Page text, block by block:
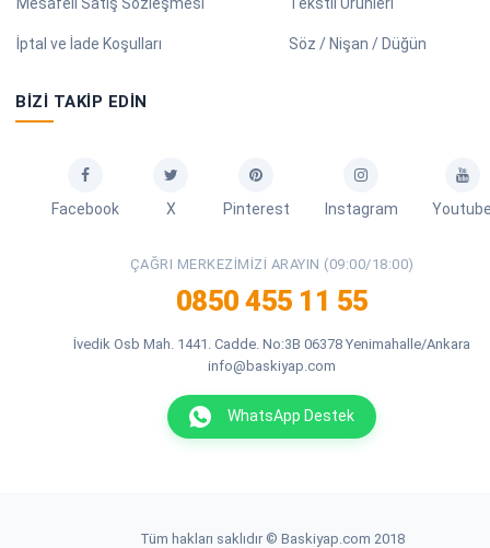
İptal ve İade Koşulları Söz / Nişan / Düğün
BIZI TAKIP EDIN
Facebook X Pinterest Instagram
ÇAĞRI MERKEZIMIZI ARAYIN (09:00/18:00)
0850 455 11 55
İvedik Osb Mah. 1441. Cadde. No:3B 06378 Yenimahalle/Ankara
info@baskiyap.com
WhatsApp Destek
Tüm hakları saklıdır © Baskiyap.com 2018